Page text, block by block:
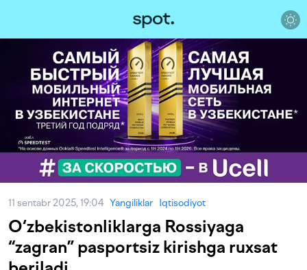
11 sentabr 2025, 19:04 Yangiliklar Iqtisodiyot
O‘zbekistonliklarga Rossiyaga
“zagran” pasportsiz kirishga ruxsat